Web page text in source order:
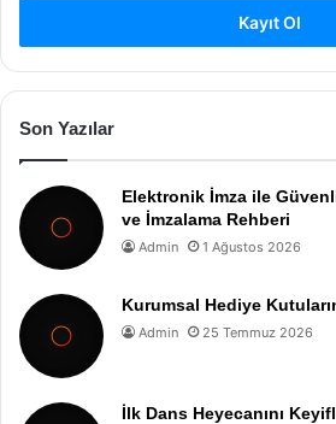
Kayıt Ol
Son Yazılar
Elektronik İmza ile
ve İmzalama Rehberi
Admin 1 Ağustos 2026
Kurumsal Hediye
Admin 25 Temmuz 2026
İlk Dans Heyecanını